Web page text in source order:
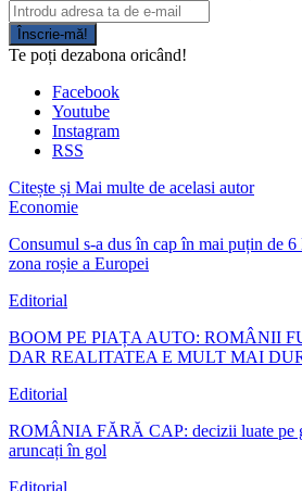
Înscrie-mă!
Te poți dezabona oricând!
Facebook
Youtube
Instagram
RSS
Citește și Mai multe de acelasi autor
Economie
Consumul s-a dus în cap în mai puțin de
zona roșie a Europei
Editorial
BOOM PE PIAȚA AUTO: ROMÂNII
DAR REALITATEA E MULT MAI
Editorial
ROMÂNIA FĂRĂ CAP: decizii luate pe
aruncați în gol
Editorial